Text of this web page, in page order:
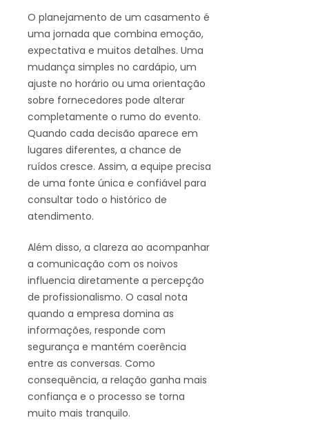
O planejamento de um casamento é
uma jornada que combina emoção,
expectativa e muitos detalhes. Uma
mudança simples no cardápio, um
ajuste no horário ou uma orientação
sobre fornecedores pode alterar
completamente o rumo do evento.
Quando cada decisão aparece em
lugares diferentes, a chance de
ruídos cresce. Assim, a equipe precisa
de uma fonte única e confiável para
consultar todo o histórico de
atendimento.
Além disso, a clareza ao acompanhar
a comunicação com os noivos
influencia diretamente a percepção
de profissionalismo. O casal nota
quando a empresa domina as
informações, responde com
segurança e mantém coerência
entre as conversas. Como
consequência, a relação ganha mais
confiança e o processo se torna
muito mais tranquilo.